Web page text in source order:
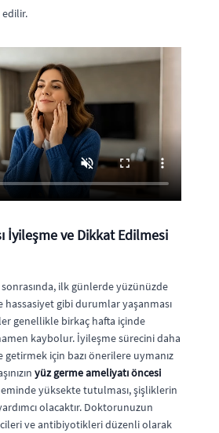
İyileşme ve Dikkat Edilmesi
sonrasında, ilk günlerde yüzünüzde
gibi durumlar yaşanması
genellikle birkaç hafta içinde
kaybolur. İyileşme sürecini daha
getirmek için bazı önerilere uymanız
yüz germe ameliyatı öncesi
yüksekte tutulması, şişliklerin
olacaktır. Doktorunuzun
ve antibiyotikleri düzenli olarak